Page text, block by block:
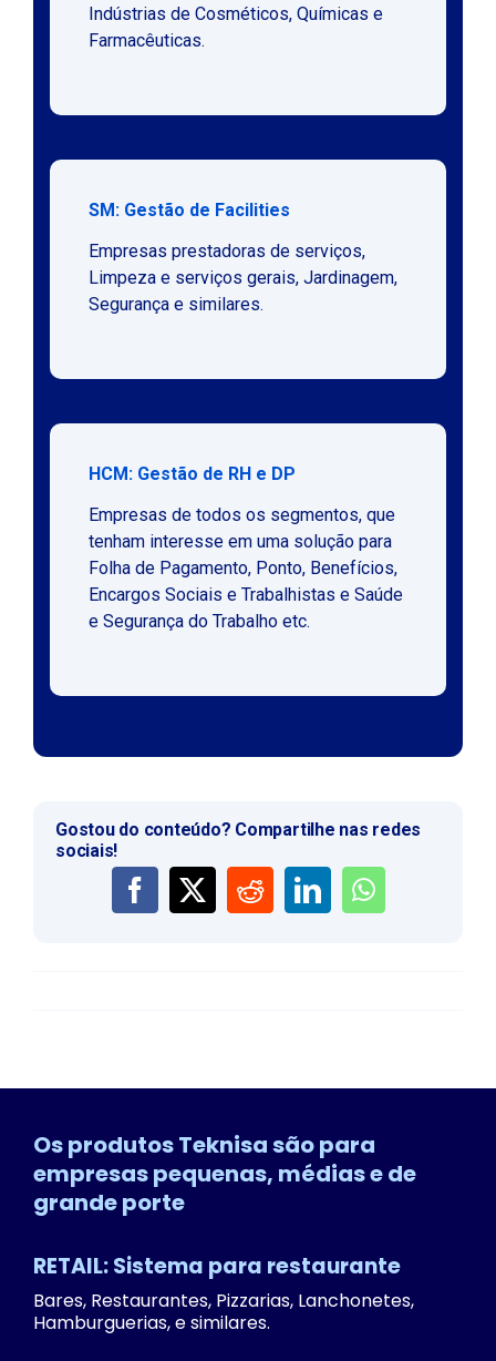
Indústrias de Cosméticos, Químicas e
Farmacêuticas.
SM: Gestão de Facilities
Empresas prestadoras de serviços,
Limpeza e serviços gerais, Jardinagem,
Segurança e similares.
HCM: Gestão de RH e DP
Empresas de todos os segmentos, que
tenham interesse em uma solução para
Folha de Pagamento, Ponto, Benefícios,
Encargos Sociais e Trabalhistas e Saúde
e Segurança do Trabalho etc.
Gostou do conteúdo? Compartilhe nas redes
sociais!
Os produtos Teknisa são para
empresas pequenas, médias e de
grande porte
RETAIL: Sistema para restaurante
Bares, Restaurantes, Pizzarias, Lanchonetes,
Hamburguerias, e similares.